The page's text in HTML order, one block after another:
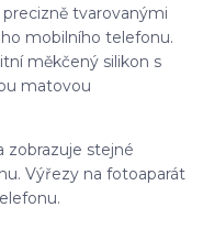
tvarovanými
mobilního telefonu.
měkčený silikon s
matovou
zobrazuje stejné
Výřezy na fotoaparát